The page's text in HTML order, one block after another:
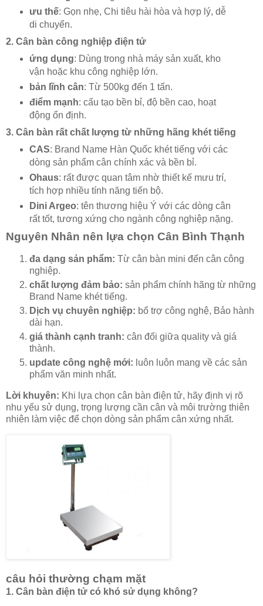
ưu thế: Gọn nhẹ, Chi tiêu hài hòa và hợp lý, dễ
di chuyển.
2. Cân bàn công nghiệp điện tử
ứng dụng: Dùng trong nhà máy sản xuất, kho
vận hoặc khu công nghiệp lớn.
bản lĩnh cân: Từ 500kg đến 1 tấn.
điểm mạnh: cấu tạo bền bỉ, độ bền cao, hoạt
động ổn định.
3. Cân bàn rất chất lượng từ những hãng khét tiếng
CAS: Brand Name Hàn Quốc khét tiếng với các
dòng sản phẩm cân chính xác và bền bỉ.
Ohaus: rất được quan tâm nhờ thiết kế mưu trí,
tích hợp nhiều tính năng tiến bộ.
Dini Argeo: tên thương hiệu Ý với các dòng cân
rất tốt, tương xứng cho ngành công nghiệp nặng.
Nguyên Nhân nên lựa chọn Cân Bình Thạnh
đa dạng sản phẩm: Từ cân bàn mini đến cân công
nghiệp.
chất lượng đảm bảo: sản phẩm chính hãng từ những
Brand Name khét tiếng.
Dịch vụ chuyên nghiệp: bổ trợ công nghệ, Bảo hành
dài hạn.
giá thành cạnh tranh: cân đối giữa quality và giá
thành.
update công nghệ mới: luôn luôn mang về các sản
phẩm văn minh nhất.
Lời khuyên: Khi lựa chọn cân bàn điện tử, hãy định vị rõ
nhu yếu sử dụng, trọng lượng cần cân và môi trường thiên
nhiên làm việc để chọn dòng sản phẩm cân xứng nhất.
câu hỏi thường chạm mặt
1. Cân bàn điện tử có khó sử dụng không?